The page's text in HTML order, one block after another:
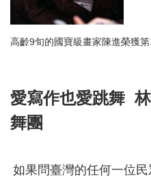
高齡9旬的國寶級畫家陳進榮獲
愛寫作也愛跳舞
舞團
如果問臺灣的任何一位